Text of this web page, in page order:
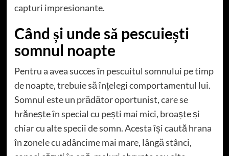
capturi impresionante.
Când și unde să pescuiești
somnul noapte
Pentru a avea succes în pescuitul somnului pe timp
de noapte, trebuie să înțelegi comportamentul lui.
Somnul este un prădător oportunist, care se
hrănește în special cu pești mai mici, broaște și
chiar cu alte specii de somn. Acesta își caută hrana
în zonele cu adâncime mai mare, lângă stânci,